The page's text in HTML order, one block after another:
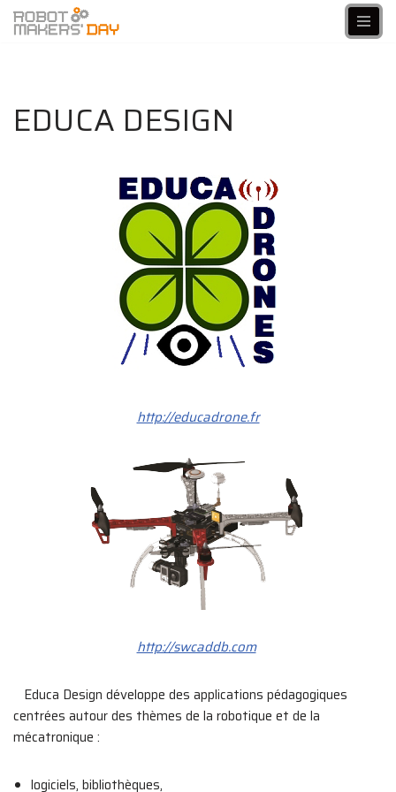
EDUCA DESIGN
http://educadrone.fr
http://swcaddb.com
Educa Design développe des applications pédagogiques
centrées autour des thèmes de la robotique et de la
mécatronique :
logiciels, bibliothèques,